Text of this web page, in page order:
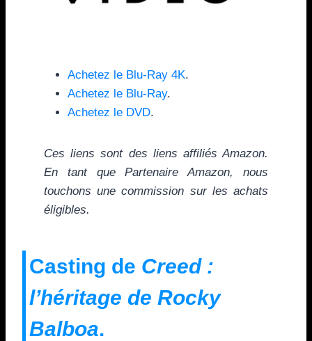
Achetez le Blu-Ray 4K.
Achetez le Blu-Ray.
Achetez le DVD.
Ces liens sont des liens affiliés Amazon.
En tant que Partenaire Amazon, nous
touchons une commission sur les achats
éligibles.
Casting de Creed :
l’héritage de Rocky
Balboa.